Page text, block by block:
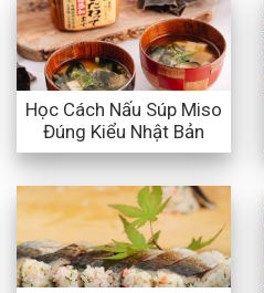
Học Cách Nấu Súp Miso
Đúng Kiểu Nhật Bản